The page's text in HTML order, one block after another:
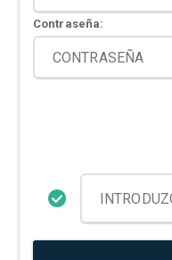
Contraseña: